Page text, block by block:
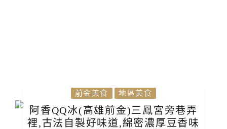
前金美食 地區美食
阿香QQ冰(高雄前金)三鳳宮旁巷弄
裡,古法自製好味道,綿密濃厚豆香味